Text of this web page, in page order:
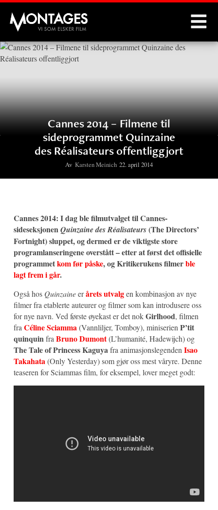
Montages
Cannes 2014 – Filmene til
sideprogrammet Quinzaine
des Réalisateurs offentliggjort
Av Karsten Meinich 22. april 2014
Cannes 2014: I dag ble filmutvalget til Cannes-
sideseksjonenQuinzaine des Réalisateurs(The Directors’
Fortnight) sluppet, og dermed er de viktigste store
programlanseringene overstått – etter at først det offisielle
programmetkom før påske, og Kritikerukens filmerble
lagt frem i går.
Også hos Quinzaineerårets utvalgen kombinasjon av nye
filmer fra etablerte auteurer og filmer som kan introdusere oss
for nye navn. Ved første øyekast er det nokGirlhood, filmen
fra Céline Sciamma(Vannliljer, Tomboy), miniserien P’tit
quinquinfra Bruno Dumont(L’humanité, Hadewijch) og
The Tale of Princess Kaguyafra animasjonslegenden Isao
Takahata(Only Yesterday) som gjør oss mest våryre. Denne
teaseren for Sciammas film, for eksempel, lover meget godt: